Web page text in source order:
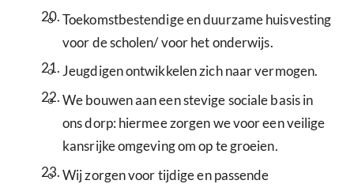
20.Toekomstbestendige en duurzame huisvesting
voor de scholen/ voor het onderwijs.
21.Jeugdigen ontwikkelen zich naar vermogen.
22.We bouwen aan een stevige sociale basis in
ons dorp: hiermee zorgen we voor een veilige
kansrijke omgeving om op te groeien.
23.Wij zorgen voor tijdige en passende